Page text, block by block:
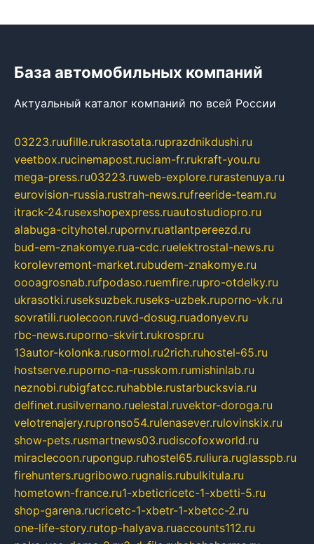
База автомобильных компаний
Актуальный каталог компаний по всей России
03223.ruufille.rukrasotata.ruprazdnikdushi.ru
veetbox.rucinemapost.ruciam-fr.rukraft-you.ru
mega-press.ru03223.ruweb-explore.rurastenuya.ru
eurovision-russia.rustrah-news.rufreeride-team.ru
itrack-24.rusexshopexpress.ruautostudiopro.ru
alabuga-cityhotel.rupornv.ruatlantpereezd.ru
bud-em-znakomye.rua-cdc.ruelektrostal-news.ru
korolevremont-market.rubudem-znakomye.ru
oooagrosnab.rufpodaso.ruemfire.rupro-otdelky.ru
ukrasotki.ruseksuzbek.ruseks-uzbek.ruporno-vk.ru
sovratili.ruolecoon.ruvd-dosug.ruadonyev.ru
rbc-news.ruporno-skvirt.rukrospr.ru
13autor-kolonka.rusormol.ru2rich.ruhostel-65.ru
hostserve.ruporno-na-russkom.rumishinlab.ru
neznobi.rubigfatcc.ruhabble.rustarbucksvia.ru
delfinet.rusilvernano.ruelestal.ruvektor-doroga.ru
velotrenajery.rupronso54.rulenasever.rulovinskix.ru
show-pets.rusmartnews03.rudiscofoxworld.ru
miraclecoon.rupongup.ruhostel65.ruliura.ruglasspb.ru
firehunters.rugribowo.rugnalis.rubulkitula.ru
hometown-france.ru1-xbeticricetc-1-xbetti-5.ru
shop-garena.rucricetc-1-xbetr-1-xbetcc-2.ru
one-life-story.rutop-halyava.ruaccounts112.ru